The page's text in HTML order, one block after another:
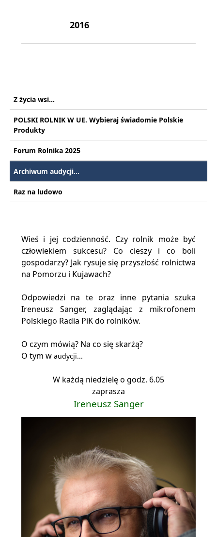
2016
Z życia wsi...
POLSKI ROLNIK W UE. Wybieraj świadomie Polskie
Produkty
Forum Rolnika 2025
Archiwum audycji...
Raz na ludowo
Wieś i jej codzienność. Czy rolnik może być
człowiekiem sukcesu? Co cieszy i co boli
gospodarzy? Jak rysuje się przyszłość rolnictwa
na Pomorzu i Kujawach?
Odpowiedzi na te oraz inne pytania szuka
Ireneusz Sanger, zaglądając z mikrofonem
Polskiego Radia PiK do rolników.
O czym mówią? Na co się skarżą?
O tym w audycji...
W każdą niedzielę o godz. 6.05
zaprasza
Ireneusz Sanger